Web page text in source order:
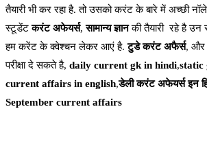
तैयारी भी कर रहा है. तो उसको करंट के बारे में अच्छी
स्टूडेंटकरंट अफेयर्स,सामान्य ज्ञानकी तैयारी रहे है उन
हम करेंट के क्वेश्चन लेकर आएं है.टुडे करंट अफैर्स, और
परीक्षा दे सकते है, daily current gk in hindi,static
current affairs in english,डेली करंट अफेयर्स इन
September current affairs